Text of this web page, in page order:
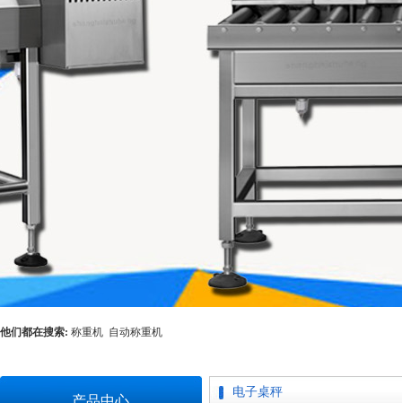
他们都在搜索: 称重机 自动称重机
电子桌秤